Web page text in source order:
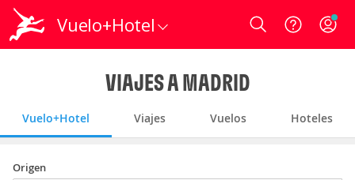
Vuelo+Hotel Login
VIAJES A MADRID
Vuelo+Hotel Viajes Vuelos Hoteles
Origen